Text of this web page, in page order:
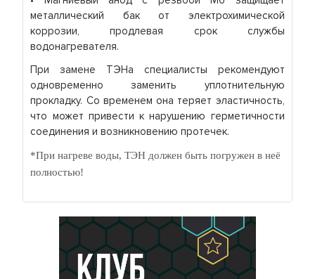
металлический бак от электрохимической
коррозии, продлевая срок службы
водонагревателя.
При замене ТЭНа специалисты рекомендуют
одновременно заменить уплотнительную
прокладку. Со временем она теряет эластичность,
что может привести к нарушению герметичности
соединения и возникновению протечек.
*При нагреве воды, ТЭН должен быть погружен в неё
полностью!